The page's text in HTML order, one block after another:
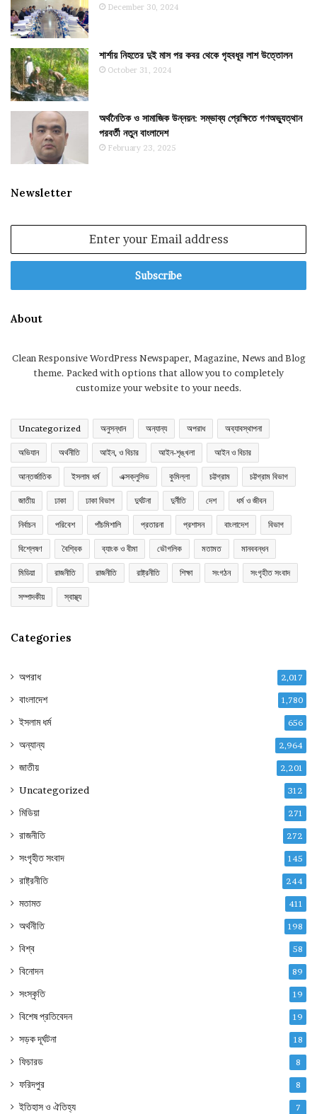
December 30, 2024
শার্শায় নিহতের দুই মাস পর কবর থেকে গৃহবধূর লাশ উত্তোলন
October 31, 2024
অর্থনৈতিক ও সামাজিক উন্নয়ন: সম্ভাব্য প্রেক্ষিতে গণঅভ্যুত্থান
পরবর্তী নতুন বাংলাদেশ
February 23, 2025
Newsletter
Email
About
Clean Responsive WordPress Newspaper, Magazine, News and Blog
theme. Packed with options that allow you to completely
customize your website to your needs.
Uncategorized অনুসন্ধান অন্যান্য অপরাধ অব্যাবস্থাপনা
অভিযান অর্থনীতি আইন, ও বিচার আইন-শৃঙ্খলা আইন ও বিচার
আন্তর্জাতিক ইসলাম ধর্ম এক্সক্লুসিভ কুমিল্লা চট্টগ্রাম চট্টগ্রাম বিভাগ
জাতীয় ঢাকা ঢাকা বিভাগ দুর্ঘটনা দুর্নীতি দেশ ধর্ম ও জীবন
নির্বাচন পরিবেশ পাঁচমিশালি প্রতারনা প্রশাসন বাংলাদেশ বিভাগ
বিশ্লেষণ বৈশ্বিক ব্যাংক ও বীমা ভৌগলিক মতামত মানববন্ধন
মিডিয়া রাজনীতি রাজনীতি রাষ্ট্রনীতি শিক্ষা সংগঠন সংগৃহীত সংবাদ
সম্পাদকীয় স্বাস্থ্য
Categories
অপরাধ 2,017
বাংলাদেশ 1,780
ইসলাম ধর্ম 656
অন্যান্য 2,964
জাতীয় 2,201
Uncategorized 312
মিডিয়া 271
রাজনীতি 272
সংগৃহীত সংবাদ 145
রাষ্ট্রনীতি 244
মতামত 411
অর্থনীতি 198
বিশ্ব 58
বিনোদন 89
সংস্কৃতি 19
বিশেষ প্রতিবেদন 19
সড়ক দূর্ঘটনা 18
ফিচারড 8
ফরিদপুর 8
ইতিহাস ও ঐতিহ্য 7